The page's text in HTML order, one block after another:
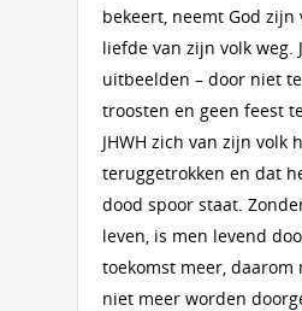
bekeert, neemt God zijn
liefde van zijn volk weg.
uitbeelden – door niet
troosten en geen feest
JHWH zich van zijn volk
teruggetrokken en dat
dood spoor staat.
leven, is men levend
toekomst meer, daarom
niet meer worden